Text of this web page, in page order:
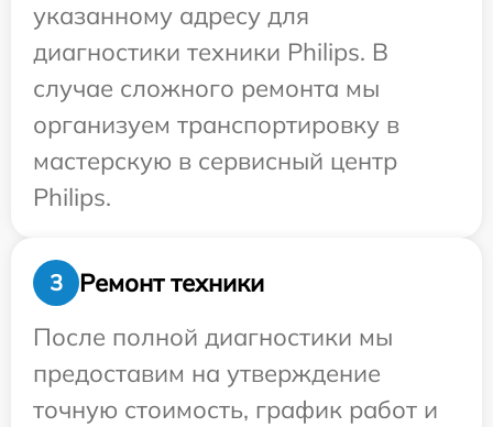
указанному адресу для
диагностики техники Philips. В
случае сложного ремонта мы
организуем транспортировку в
мастерскую в сервисный центр
Philips.
3
Ремонт техники
После полной диагностики мы
предоставим на утверждение
точную стоимость, график работ и